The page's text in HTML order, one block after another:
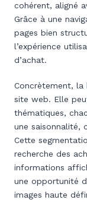
cohérent, aligné
Grâce à une
pages bien
l’expérience
d’achat.
Concrètement,
site web. Elle
thématiques,
une saisonnalité,
Cette
recherche des
informations
une opportunité
images haute